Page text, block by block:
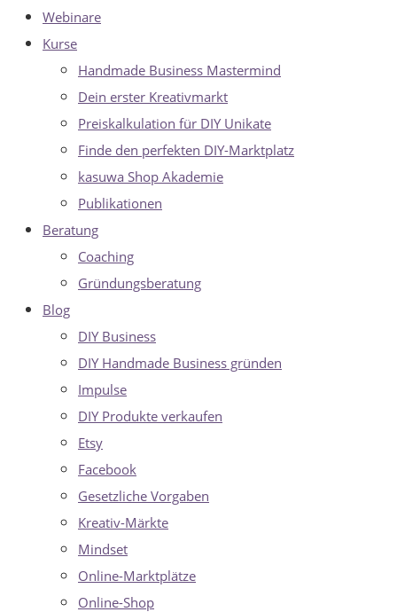
Webinare
Kurse
Handmade Business Mastermind
Dein erster Kreativmarkt
Preiskalkulation für DIY Unikate
Finde den perfekten DIY-Marktplatz
kasuwa Shop Akademie
Publikationen
Beratung
Coaching
Gründungsberatung
Blog
DIY Business
DIY Handmade Business gründen
Impulse
DIY Produkte verkaufen
Etsy
Facebook
Gesetzliche Vorgaben
Kreativ-Märkte
Mindset
Online-Marktplätze
Online-Shop